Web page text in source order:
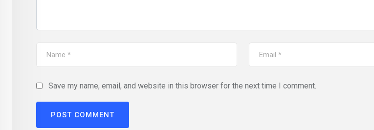
Save my name, email, and website in this browser for the next time I comment.